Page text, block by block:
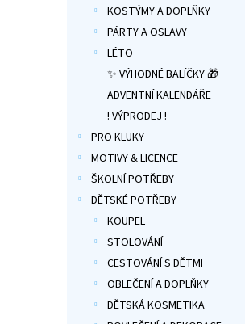
KOSTÝMY A DOPLŇKY
PÁRTY A OSLAVY
LÉTO
✨ VÝHODNÉ BALÍČKY 🎁
ADVENTNÍ KALENDÁŘE
! VÝPRODEJ !
PRO KLUKY
MOTIVY & LICENCE
ŠKOLNÍ POTŘEBY
DĚTSKÉ POTŘEBY
KOUPEL
STOLOVÁNÍ
CESTOVÁNÍ S DĚTMI
OBLEČENÍ A DOPLŇKY
DĚTSKÁ KOSMETIKA